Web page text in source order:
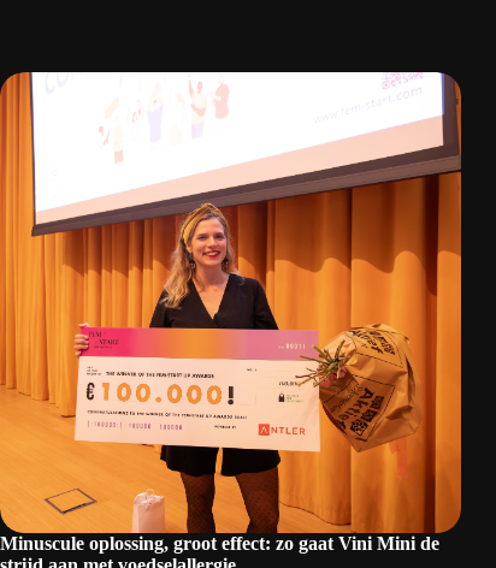
Minuscule oplossing, groot effect: zo gaat Vini Mini de